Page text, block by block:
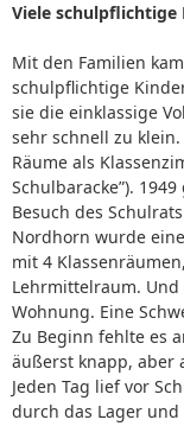
Viele schulpflichtige
Mit den Familien
schulpflichtige
sie die einklassige
sehr schnell zu
Räume als
Schulbaracke”).
Besuch des
Nordhorn wurde
mit 4
Lehrmittelraum.
Wohnung. Eine
Zu Beginn fehlte es
äußerst knapp, aber
Jeden Tag lief vor
durch das Lager